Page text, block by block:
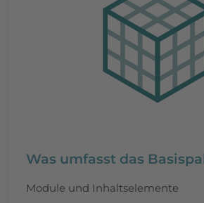
Was umfasst das
Module und Inhaltselemente